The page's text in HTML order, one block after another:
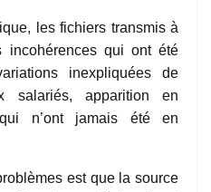
transmis à
incohérences qui ont été
inexpliquées de
salariés, apparition en
n’ont jamais été en
est que la source